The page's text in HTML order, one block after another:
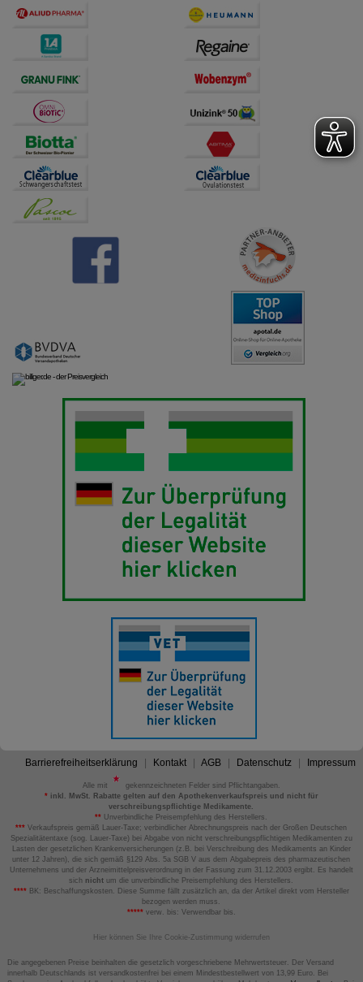
Barrierefreiheitserklärung Kontakt AGB Datenschutz Impressum
Alle mit
gekennzeichneten Felder sind Pflichtangaben.
*inkl. MwSt. Rabatte gelten auf den Apothekenverkaufspreis und nicht für
verschreibungspflichtige Medikamente.
** Unverbindliche Preisempfehlung des Herstellers.
*** Verkaufspreis gemäß Lauer-Taxe; verbindlicher Abrechnungspreis nach der Großen Deutschen
Spezialitätentaxe (sog. Lauer-Taxe) bei Abgabe von nicht verschreibungspflichtigen Medikamenten zu
Lasten der gesetzlichen Krankenversicherungen (z.B. bei Verschreibung des Medikaments an Kinder
unter 12 Jahren), die sich gemäß §129 Abs. 5a SGB V aus dem Abgabepreis des pharmazeutischen
Unternehmens und der Arzneimittelpreisverordnung in der Fassung zum 31.12.2003 ergibt. Es handelt
sich nicht um die unverbindliche Preisempfehlung des Herstellers.
****BK: Beschaffungskosten. Diese Summe fällt zusätzlich an, da der Artikel direkt vom Hersteller
bezogen werden muss.
*****verw. bis: Verwendbar bis.
Hier können Sie Ihre Cookie-Zustimmung widerrufen
Die angegebenen Preise beinhalten die gesetzlich vorgeschriebene Mehrwertsteuer. Der Versand
innerhalb Deutschlands ist versandkostenfrei bei einem Mindestbestellwert von 13,99 Euro. Bei